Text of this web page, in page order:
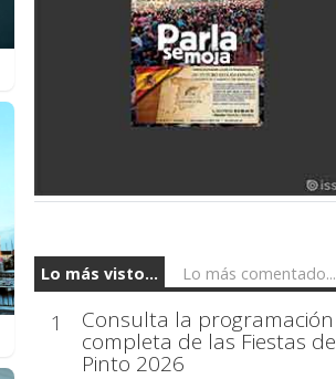
Lo más visto... Lo más comentado...
1 Consulta la programación
completa de las Fiestas de
Pinto 2026